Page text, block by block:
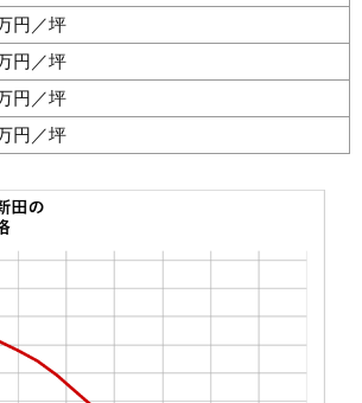
49万円 1,969万円
円／坪
円／坪
円／坪
円／坪